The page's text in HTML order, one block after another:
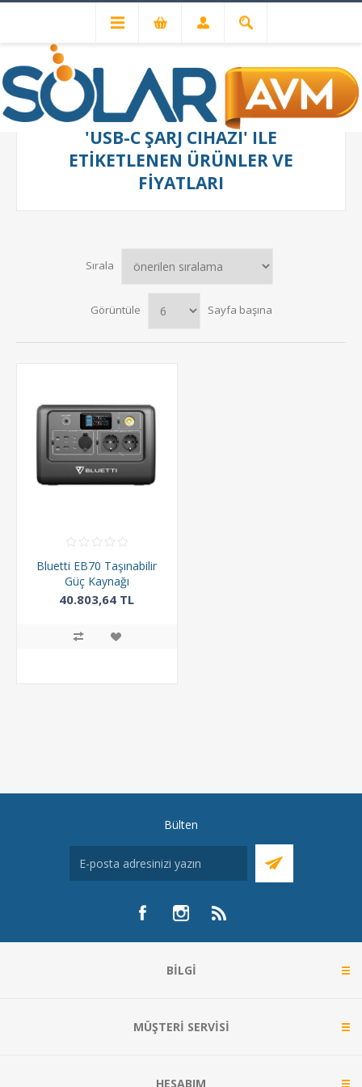
'USB-C ŞARJ CIHAZI' ILE
ETIKETLENEN ÜRÜNLER VE
FIYATLARI
Sırala
Görüntüle Sayfa başına
Bluetti EB70 Taşınabilir
Güç Kaynağı
40.803,64 TL
Bülten
BILGI
MÜŞTERI SERVISI
HESABIM